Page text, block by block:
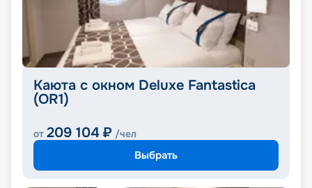
Каюта с окном Deluxe Fantastica
(OR1)
от 209 104 ₽ /чел
Выбрать